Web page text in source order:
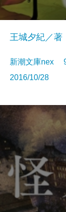
王城夕紀／著
新潮文庫nex
2016/10/28